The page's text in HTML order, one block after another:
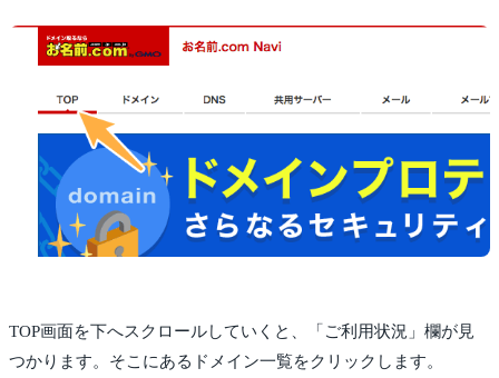
TOP画面を下へスクロールしていくと、「ご利用状況」欄が見
つかります。そこにあるドメイン一覧をクリックします。